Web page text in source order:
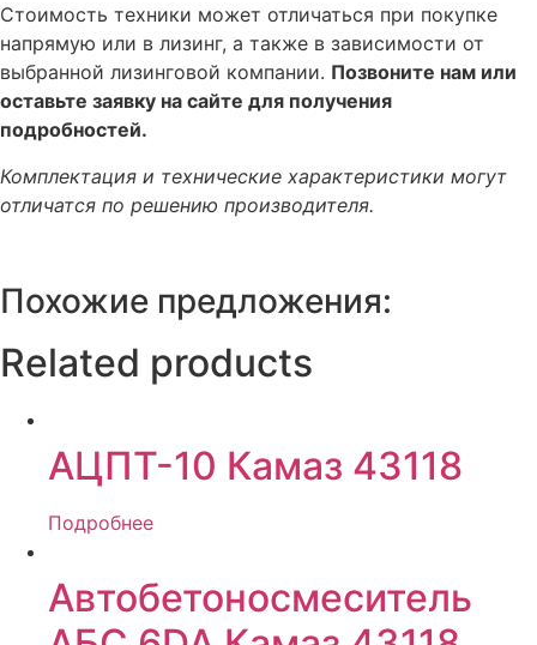
Стоимость техники может отличаться при покупке
напрямую или в лизинг, а также в зависимости от
выбранной лизинговой компании. Позвоните нам или
оставьте заявку на сайте для получения
подробностей.
Комплектация и технические характеристики могут
отличатся по решению производителя.
Похожие предложения:
Related products
АЦПТ-10 Камаз 43118
Подробнее
Автобетоносмеситель